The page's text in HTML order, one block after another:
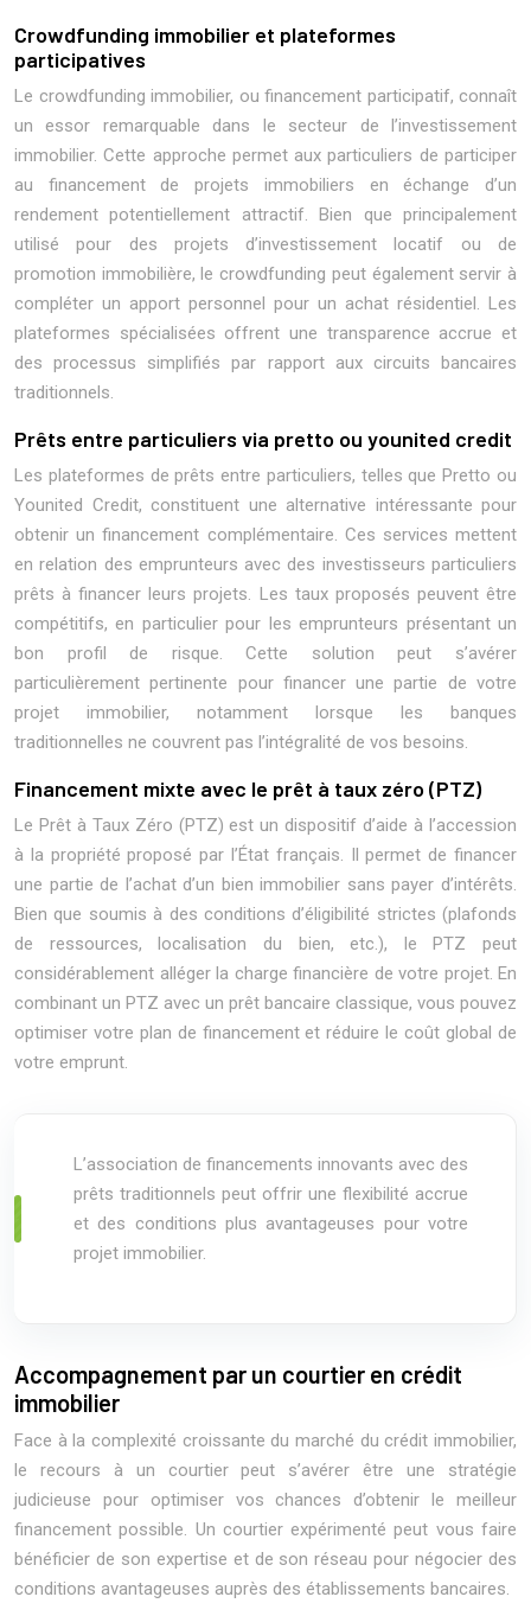
Crowdfunding immobilier et plateformes
participatives
Le crowdfunding immobilier, ou financement participatif, connaît
un essor remarquable dans le secteur de l’investissement
immobilier. Cette approche permet aux particuliers de participer
au financement de projets immobiliers en échange d’un
rendement potentiellement attractif. Bien que principalement
utilisé pour des projets d’investissement locatif ou de
promotion immobilière, le crowdfunding peut également servir à
compléter un apport personnel pour un achat résidentiel. Les
plateformes spécialisées offrent une transparence accrue et
des processus simplifiés par rapport aux circuits bancaires
traditionnels.
Prêts entre particuliers via pretto ou younited credit
Les plateformes de prêts entre particuliers, telles que Pretto ou
Younited Credit, constituent une alternative intéressante pour
obtenir un financement complémentaire. Ces services mettent
en relation des emprunteurs avec des investisseurs particuliers
prêts à financer leurs projets. Les taux proposés peuvent être
compétitifs, en particulier pour les emprunteurs présentant un
bon profil de risque. Cette solution peut s’avérer
particulièrement pertinente pour financer une partie de votre
projet immobilier, notamment lorsque les banques
traditionnelles ne couvrent pas l’intégralité de vos besoins.
Financement mixte avec le prêt à taux zéro (PTZ)
Le Prêt à Taux Zéro (PTZ) est un dispositif d’aide à l’accession
à la propriété proposé par l’État français. Il permet de financer
une partie de l’achat d’un bien immobilier sans payer d’intérêts.
Bien que soumis à des conditions d’éligibilité strictes (plafonds
de ressources, localisation du bien, etc.), le PTZ peut
considérablement alléger la charge financière de votre projet. En
combinant un PTZ avec un prêt bancaire classique, vous pouvez
optimiser votre plan de financement et réduire le coût global de
votre emprunt.
L’association de financements innovants avec des
prêts traditionnels peut offrir une flexibilité accrue
et des conditions plus avantageuses pour votre
projet immobilier.
Accompagnement par un courtier en crédit
immobilier
Face à la complexité croissante du marché du crédit immobilier,
le recours à un courtier peut s’avérer être une stratégie
judicieuse pour optimiser vos chances d’obtenir le meilleur
financement possible. Un courtier expérimenté peut vous faire
bénéficier de son expertise et de son réseau pour négocier des
conditions avantageuses auprès des établissements bancaires.